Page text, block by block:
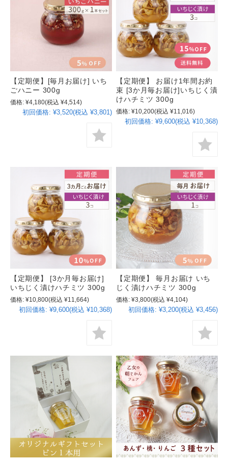
【定期便】[毎月お届け] いち
ごハニー 300g
価格: ¥4,180(税込 ¥4,514)
初回価格: ¥3,520(税込 ¥3,801)
【定期便】 お届け1年間お約
束 [3か月毎お届け]いちじく漬
けハチミツ 300g
価格: ¥10,200(税込 ¥11,016)
初回価格: ¥9,600(税込 ¥10,368)
【定期便】 [3か月毎お届け]
いちじく漬けハチミツ 300g
価格: ¥10,800(税込 ¥11,664)
初回価格: ¥9,600(税込 ¥10,368)
【定期便】 毎月お届け いち
じく漬けハチミツ 300g
価格: ¥3,800(税込 ¥4,104)
初回価格: ¥3,200(税込 ¥3,456)